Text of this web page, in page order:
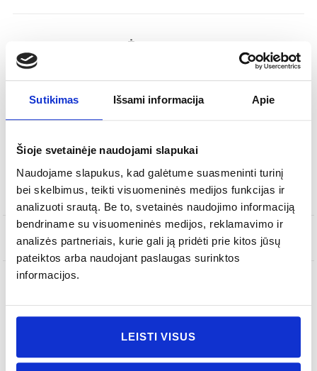
Sutikimas Išsami informacija Apie
Šioje svetainėje naudojami slapukai
Naudojame slapukus, kad galėtume suasmeninti turinį
bei skelbimus, teikti visuomeninės medijos funkcijas ir
analizuoti srautą. Be to, svetainės naudojimo informaciją
bendriname su visuomeninės medijos, reklamavimo ir
analizės partneriais, kurie gali ją pridėti prie kitos jūsų
pateiktos arba naudojant paslaugas surinktos
informacijos.
LEISTI VISUS
PAPILDYMAS SU LAZDELĖMIS
- + Į KREPŠELĮ
SKUFRV0011E
APRAŠYMAS
KVAPO NATOS